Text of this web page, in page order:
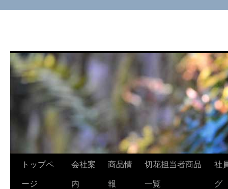
トップペ
ージ
会社案
内
商品情
報
切花担当者商品
一覧
社
グ